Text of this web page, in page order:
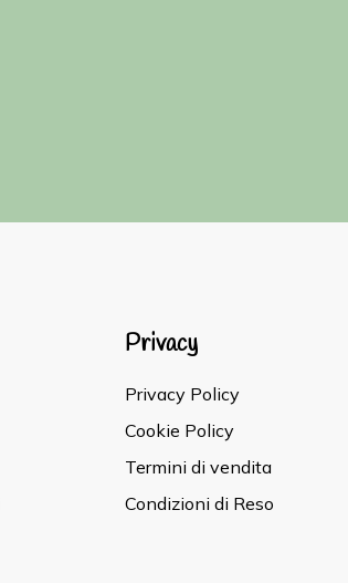
Privacy
Privacy Policy
Cookie Policy
Termini di vendita
Condizioni di Reso